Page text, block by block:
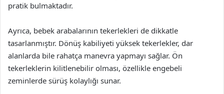
pratik bulmaktadır.
Ayrıca, bebek arabalarının tekerlekleri de dikkatle
tasarlanmıştır. Dönüş kabiliyeti yüksek tekerlekler, dar
alanlarda bile rahatça manevra yapmayı sağlar. Ön
tekerleklerin kilitlenebilir olması, özellikle engebeli
zeminlerde sürüş kolaylığı sunar.